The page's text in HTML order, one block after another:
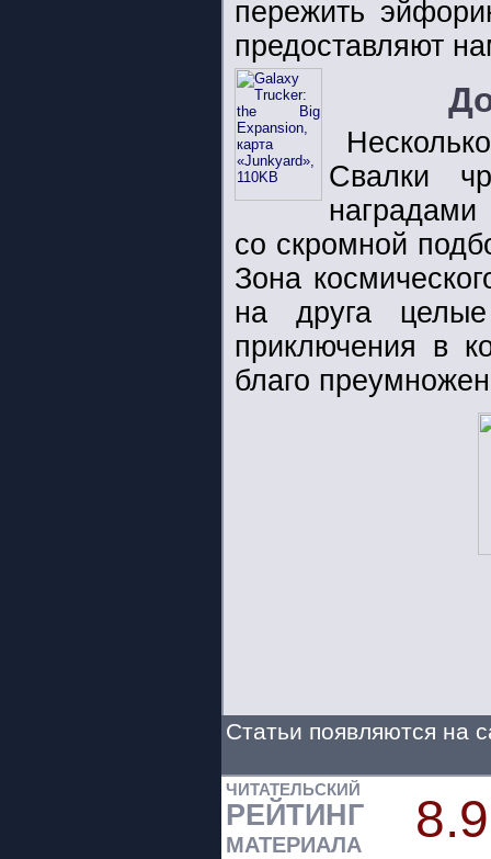
пережить
предоставляют
Свалки
со скромной
Зона
на друга
приключения в
благо
Статьи появляются на
ЧИТАТЕЛЬСКИЙ
РЕЙТИНГ
МАТЕРИАЛА 8.9